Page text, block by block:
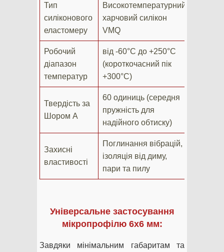
Тип
силіконового
еластомеру
Високотемпературний
харчовий силікон
VMQ
Робочий
діапазон
температур
від -60°C до +250°C
(короткочасний пік
+300°C)
Твердість за
Шором А
60 одиниць (середня
пружність для
надійного обтиску)
Захисні
властивості
Поглинання вібрацій,
ізоляція від диму,
пари та пилу
Універсальне застосування
мікропрофілю 6х6 мм:
Завдяки мінімальним габаритам та